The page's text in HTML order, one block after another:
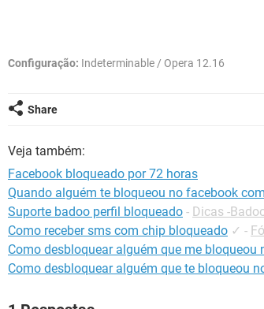
Configuração: Indeterminable / Opera 12.16
Share
Veja também:
Facebook bloqueado por 72 horas
Quando alguém te bloqueou no facebook
Suporte badoo perfil bloqueado - Dicas -
Como receber sms com chip bloqueado ✓ -
Como desbloquear alguém que me bloqueou
Como desbloquear alguém que te bloqueou